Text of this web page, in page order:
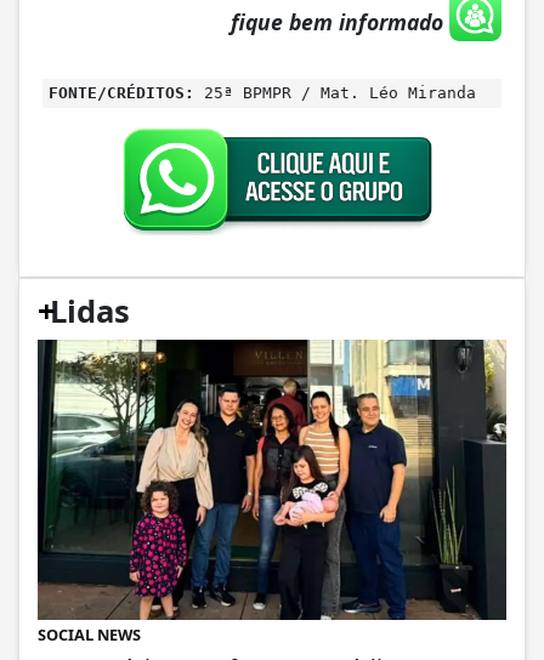
fique bem informado
FONTE/CRÉDITOS: 25ª BPMPR / Mat. Léo Miranda
+
Lidas
SOCIAL NEWS